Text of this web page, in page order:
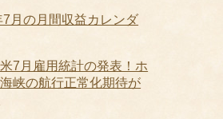
7月の月間収益カレンダ
7月雇用統計の発表！ホ
峡の航行正常化期待が